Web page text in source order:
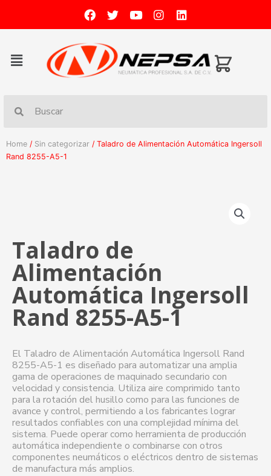
Home / Sin categorizar / Taladro de Alimentación Automática Ingersoll
Rand 8255-A5-1
Taladro de
Alimentación
Automática Ingersoll
Rand 8255-A5-1
El Taladro de Alimentación Automática Ingersoll Rand
8255-A5-1 es diseñado para automatizar una amplia
gama de operaciones de maquinado secundario con
velocidad y consistencia. Utiliza aire comprimido tanto
para la rotación del husillo como para las funciones de
avance y control, permitiendo a los fabricantes lograr
resultados confiables con una complejidad mínima del
sistema. Puede operar como herramienta de producción
automática independiente o combinarse con otros
componentes neumáticos o eléctricos dentro de sistemas
de manufactura más amplios.